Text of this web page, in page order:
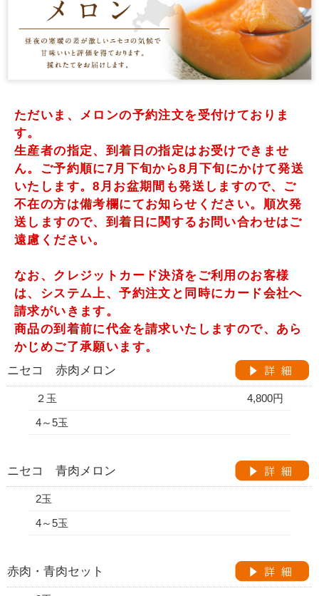
ただいま、メロンの予約注文を受付けておりま
す。
生産者の指定、到着日の指定はお受けできませ
ん。ご予約順に7月下旬から8月下旬にかけて発送
いたします。8月お盆期間も発送しますので、ご
不在の方は備考欄にてお知らせください。順次発
送しますので、到着日に関するお問い合わせはご
遠慮ください。
なお、クレジットカード決済をご利用のお客様
は、システム上、予約注文と同時にカード会社へ
請求がいきます。
商品の到着前に代金を請求いたしますので、あら
かじめご了承願います。
ニセコ 赤肉メロン
２玉
4,800円
4～5玉
ニセコ 青肉メロン
2玉
4～5玉
赤肉・青肉セット